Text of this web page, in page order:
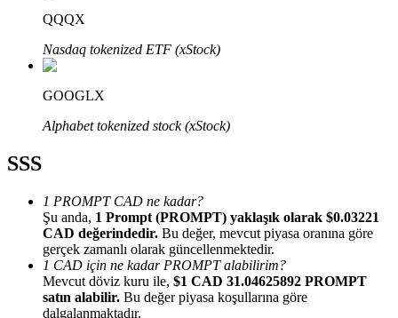
Bitrue İş Ortağı
QQQX
Nasdaq tokenized ETF (xStock)
GOOGLX
Alphabet tokenized stock (xStock)
SSS
1 PROMPT CAD ne kadar?
Şu anda, 1 Prompt (PROMPT) yaklaşık olarak $0.03221
CAD değerindedir. Bu değer, mevcut piyasa oranına göre
gerçek zamanlı olarak güncellenmektedir.
1 CAD için ne kadar PROMPT alabilirim?
Mevcut döviz kuru ile, $1 CAD 31.04625892 PROMPT
satın alabilir. Bu değer piyasa koşullarına göre
dalgalanmaktadır.